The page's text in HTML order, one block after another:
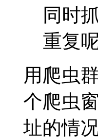
同时
重复
用爬虫
个爬虫
址的情